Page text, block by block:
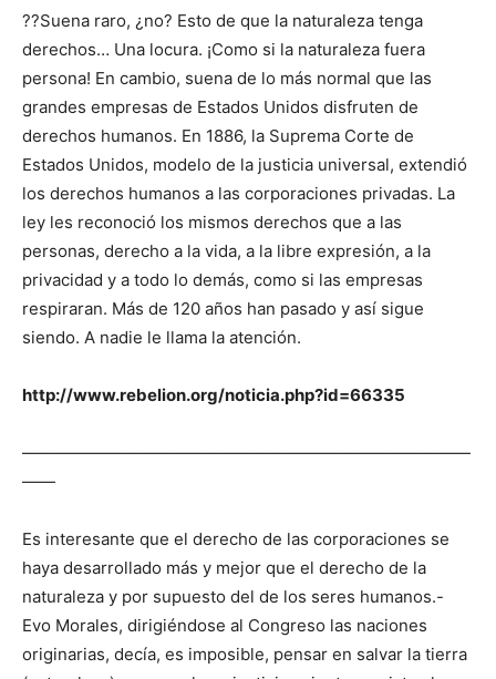
??Suena raro, ¿no? Esto de que la naturaleza tenga
derechos… Una locura. ¡Como si la naturaleza fuera
persona! En cambio, suena de lo más normal que las
grandes empresas de Estados Unidos disfruten de
derechos humanos. En 1886, la Suprema Corte de
Estados Unidos, modelo de la justicia universal, extendió
los derechos humanos a las corporaciones privadas. La
ley les reconoció los mismos derechos que a las
personas, derecho a la vida, a la libre expresión, a la
privacidad y a todo lo demás, como si las empresas
respiraran. Más de 120 años han pasado y así sigue
siendo. A nadie le llama la atención.
http://www.rebelion.org/noticia.php?id=66335
———————————————————————————
——
Es interesante que el derecho de las corporaciones se
haya desarrollado más y mejor que el derecho de la
naturaleza y por supuesto del de los seres humanos.-
Evo Morales, dirigiéndose al Congreso las naciones
originarias, decía, es imposible, pensar en salvar la tierra